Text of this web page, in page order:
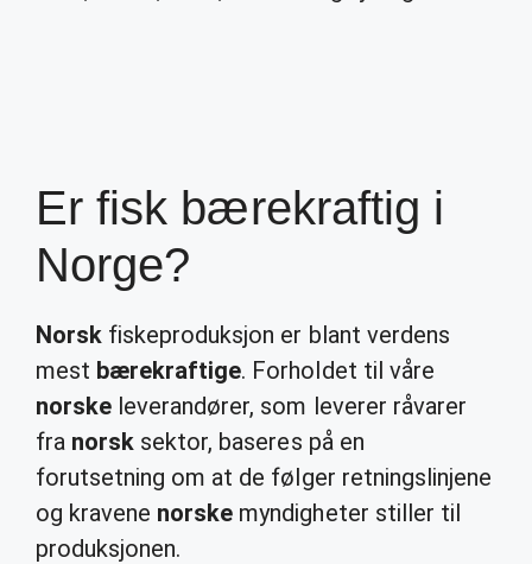
Er fisk bærekraftig i
Norge?
Norsk fiskeproduksjon er blant verdens
mest bærekraftige. Forholdet til våre
norske leverandører, som leverer råvarer
fra norsk sektor, baseres på en
forutsetning om at de følger retningslinjene
og kravene norske myndigheter stiller til
produksjonen.